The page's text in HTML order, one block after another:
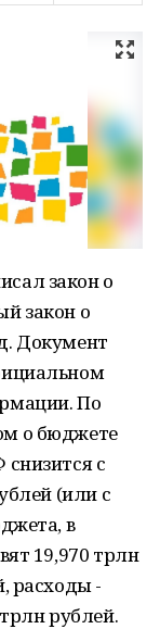
закон о
закон о
Документ
По
о бюджете
с
(или с
в
19,970 трлн
расходы -
рублей.